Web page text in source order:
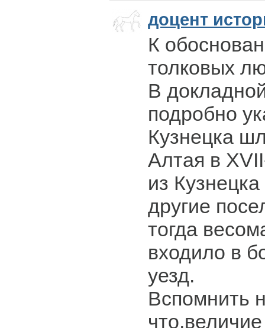
доцент
К
толковых
В
подробно
Кузнецка
Алтая в
из
другие
тогда
входило в
уезд.
Вспомнить